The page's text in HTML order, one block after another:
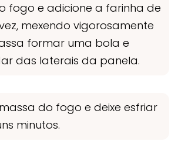
fogo e adicione a farinha de
mexendo vigorosamente
formar uma bola e
das laterais da panela.
do fogo e deixe esfriar
minutos.